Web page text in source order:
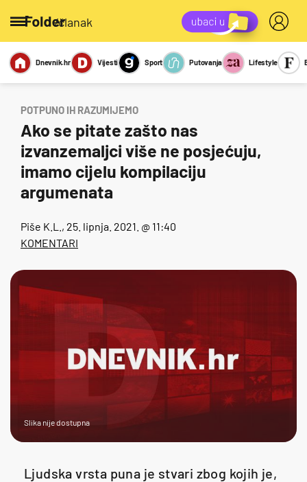
/članak
Miks Kviz
Report
Sexy
Dnevnik.hr Vijesti Sport Putovanja Lifestyle
POTPUNO IH RAZUMIJEMO
Ako se pitate zašto nas
izvanzemaljci više ne posjećuju,
imamo cijelu kompilaciju
argumenata
Piše K.L. , 25. lipnja. 2021. @ 11:40
KOMENTARI
Slika nije dostupna
Ljudska vrsta puna je stvari zbog kojih je,